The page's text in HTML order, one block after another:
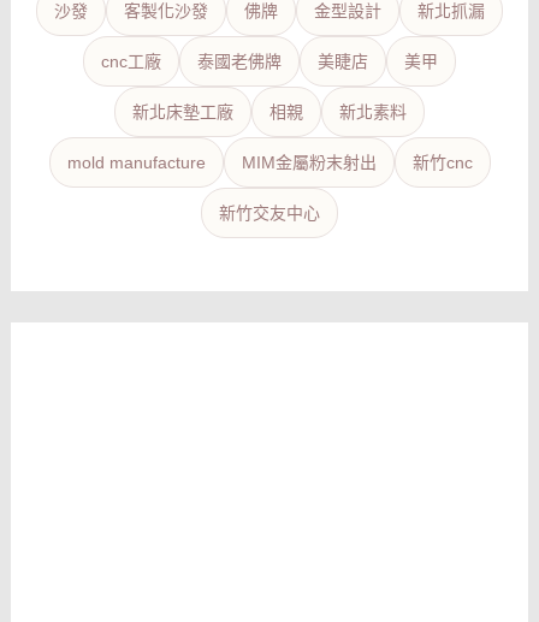
沙發 客製化沙發 佛牌 金型設計 新北抓漏
cnc工廠 泰國老佛牌 美睫店 美甲
新北床墊工廠 相親 新北素料
mold manufacture MIM金屬粉末射出 新竹cnc
新竹交友中心